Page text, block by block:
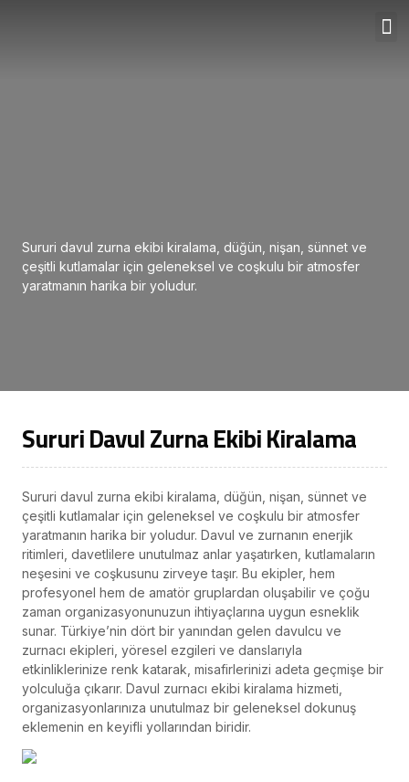
Sururi davul zurna ekibi kiralama, düğün, nişan, sünnet ve
çeşitli kutlamalar için geleneksel ve coşkulu bir atmosfer
yaratmanın harika bir yoludur.
Sururi Davul Zurna Ekibi Kiralama
Sururi davul zurna ekibi kiralama, düğün, nişan, sünnet ve
çeşitli kutlamalar için geleneksel ve coşkulu bir atmosfer
yaratmanın harika bir yoludur. Davul ve zurnanın enerjik
ritimleri, davetlilere unutulmaz anlar yaşatırken, kutlamaların
neşesini ve coşkusunu zirveye taşır. Bu ekipler, hem
profesyonel hem de amatör gruplardan oluşabilir ve çoğu
zaman organizasyonunuzun ihtiyaçlarına uygun esneklik
sunar. Türkiye’nin dört bir yanından gelen davulcu ve
zurnacı ekipleri, yöresel ezgileri ve danslarıyla
etkinliklerinize renk katarak, misafirlerinizi adeta geçmişe bir
yolculuğa çıkarır. Davul zurnacı ekibi kiralama hizmeti,
organizasyonlarınıza unutulmaz bir geleneksel dokunuş
eklemenin en keyifli yollarından biridir.